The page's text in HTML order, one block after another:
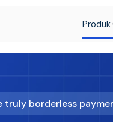
Produk
truly borderless